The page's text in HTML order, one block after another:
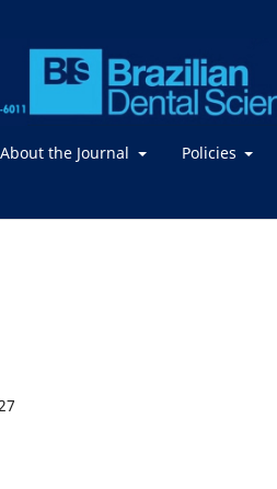
About the Journal Policies